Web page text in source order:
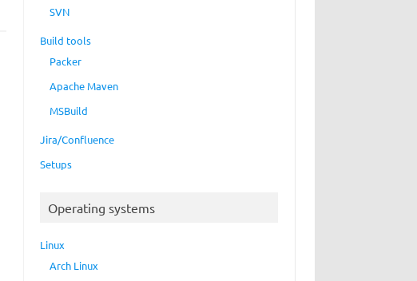
SVN
Build tools
Packer
Apache Maven
MSBuild
Jira/Confluence
Setups
Operating systems
Linux
Arch Linux